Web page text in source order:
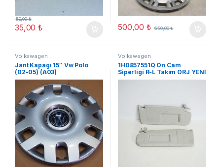
35,00₺
50,00₺
500,00₺ 650,00₺
Volkswagen
Jant Kapagı 15″ Vw Polo
(02-05) (A03)
Volkswagen
1H0857551Q Ön Cam
Siperligi R-L Takım ORJ YENİ